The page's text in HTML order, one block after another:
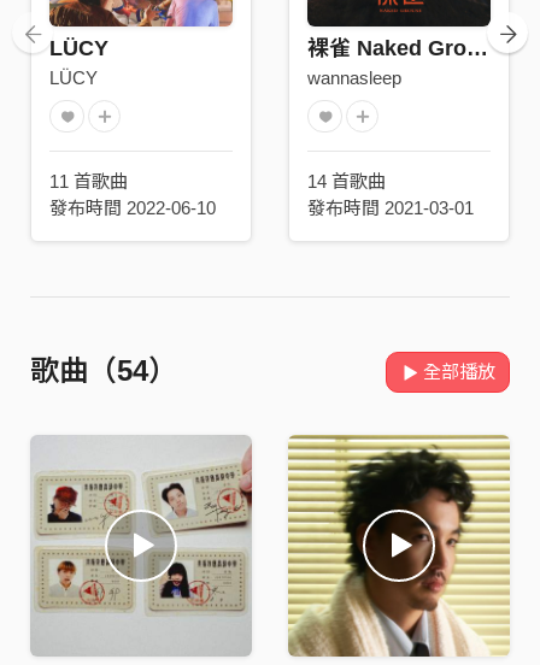
LÜCY
LÜCY
11 首歌曲
發布時間 2022-06-10
裸雀 Naked Grouse
wannasleep
14 首歌曲
發布時間 2021-03-01
歌曲（54） 全部播放